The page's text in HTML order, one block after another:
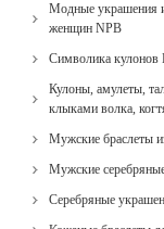
Модные украшения
женщин NPB
Cимволика кулонов
Кулоны, амулеты,
клыками волка,
Мужские браслеты
Мужские
Серебряные